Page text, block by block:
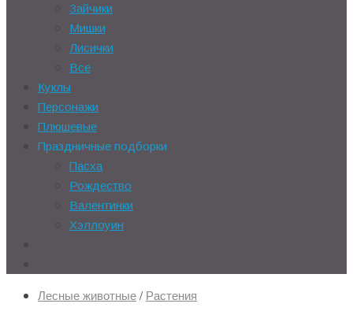
Зайчики
Мишки
Лисички
Все
Куклы
Персонажи
Плюшевые
Праздничные подборки
Пасха
Рождество
Валентинки
Хэллоуин
Лесные животные/ Растения